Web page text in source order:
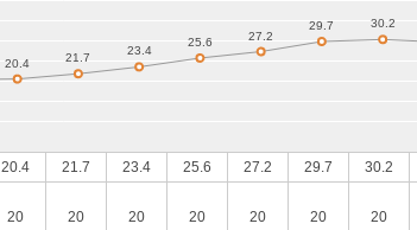
20.4 21.7 23.4 25.6 27.2 29.7 30.2
20 20 20 20 20 20 20